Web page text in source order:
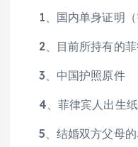
1、国内单身证明（
2、目前所持有的菲
3、中国护照原件
4、菲律宾人出生
5、结婚双方父母的